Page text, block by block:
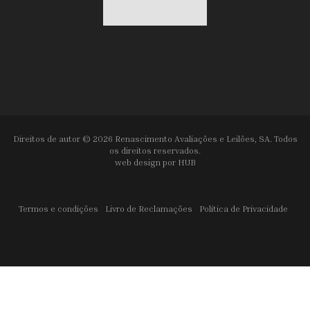
Direitos de autor © 2026 Renascimento Avaliações e Leilões, SA. Todos
os direitos reservados.
web design por HUB
Termos e condições Livro de Reclamações Política de Privacidade